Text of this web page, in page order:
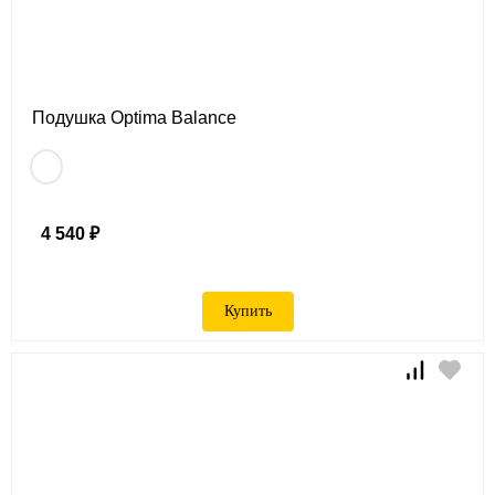
Подушка Optima Balance
4 540 ₽
Купить